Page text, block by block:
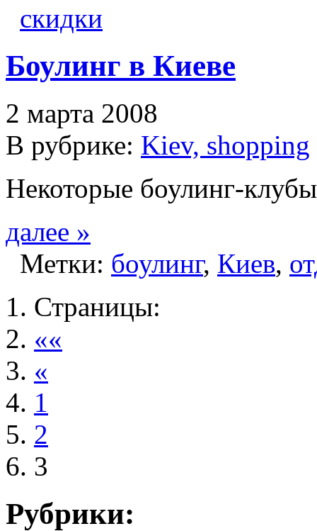
скидки
Боулинг в Киеве
2 марта 2008
В рубрике: Kiev, shopping
Некоторые боулинг-
далее »
Метки: боулинг, Киев,
Страницы:
««
«
1
2
3
Рубрики: